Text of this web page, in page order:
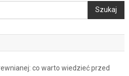
Szukaj
co warto wiedzieć przed